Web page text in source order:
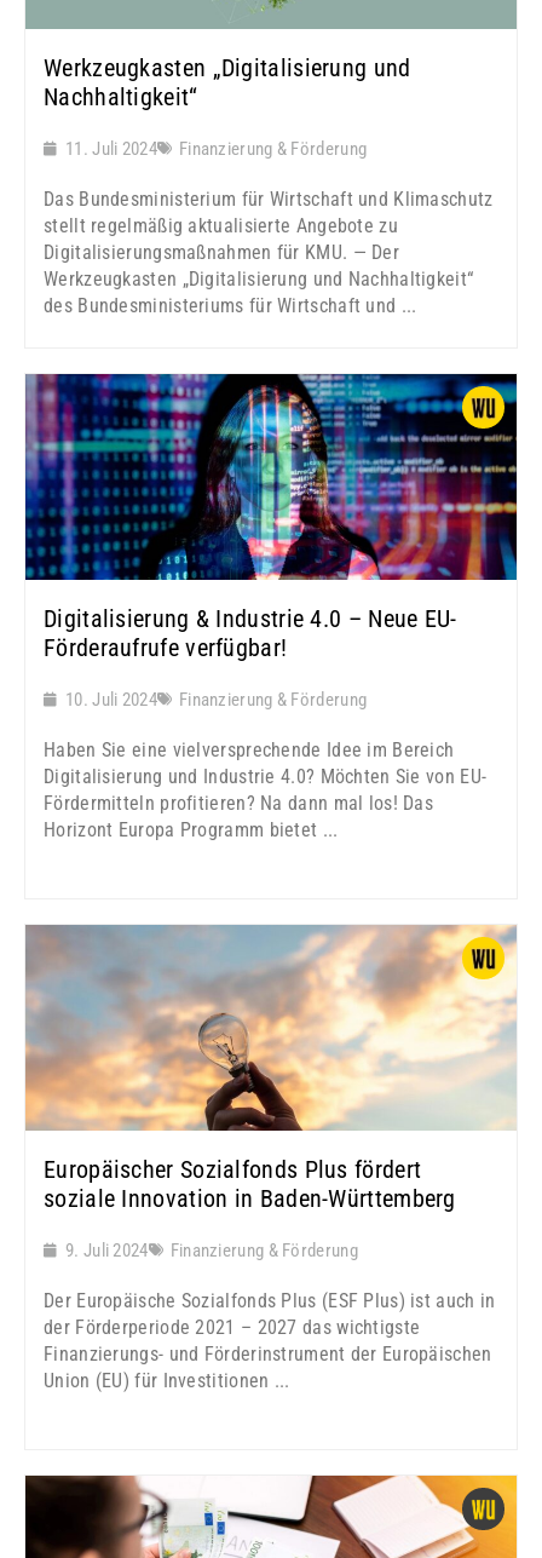
Werkzeugkasten „Digitalisierung und
Nachhaltigkeit“
11. Juli 2024 Finanzierung & Förderung
Das Bundesministerium für Wirtschaft und Klimaschutz
stellt regelmäßig aktualisierte Angebote zu
Digitalisierungsmaßnahmen für KMU. — Der
Werkzeugkasten „Digitalisierung und Nachhaltigkeit“
des Bundesministeriums für Wirtschaft und ...
Digitalisierung & Industrie 4.0 – Neue EU-
Förderaufrufe verfügbar!
10. Juli 2024 Finanzierung & Förderung
Haben Sie eine vielversprechende Idee im Bereich
Digitalisierung und Industrie 4.0? Möchten Sie von EU-
Fördermitteln profitieren? Na dann mal los! Das
Horizont Europa Programm bietet ...
Europäischer Sozialfonds Plus fördert
soziale Innovation in Baden-Württemberg
9. Juli 2024 Finanzierung & Förderung
Der Europäische Sozialfonds Plus (ESF Plus) ist auch in
der Förderperiode 2021 – 2027 das wichtigste
Finanzierungs- und Förderinstrument der Europäischen
Union (EU) für Investitionen ...